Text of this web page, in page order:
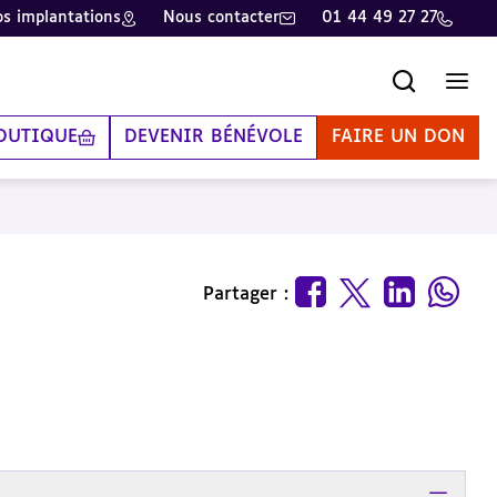
implantations Nous contacter 01 44 49 27 27
DEVENIR BÉNÉVOLE FAIRE UN DON
Partager :